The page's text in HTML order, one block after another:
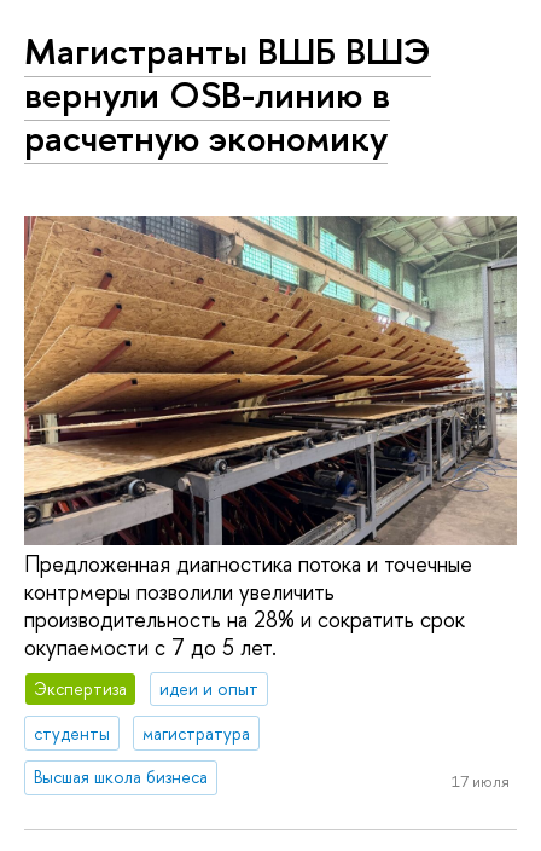
Магистранты ВШБ ВШЭ
вернули OSB-линию в
расчетную экономику
Предложенная диагностика потока и точечные
контрмеры позволили увеличить
производительность на 28% и сократить срок
окупаемости с 7 до 5 лет.
Экспертиза
идеи и опыт
студенты
магистратура
Высшая школа бизнеса
17 июля